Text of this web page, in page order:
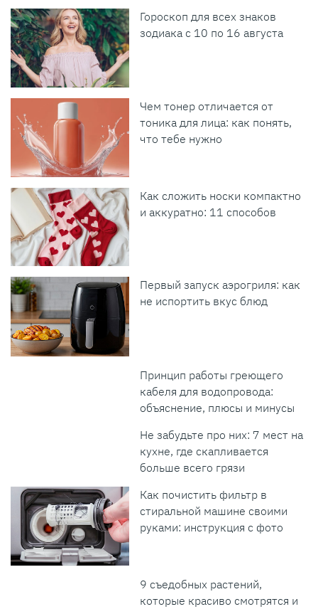
Гороскоп для всех знаков
зодиака с 10 по 16 августа
Чем тонер отличается от
тоника для лица: как понять,
что тебе нужно
Как сложить носки компактно
и аккуратно: 11 способов
Первый запуск аэрогриля: как
не испортить вкус блюд
Принцип работы греющего
кабеля для водопровода:
объяснение, плюсы и минусы
Не забудьте про них: 7 мест на
кухне, где скапливается
больше всего грязи
Как почистить фильтр в
стиральной машине своими
руками: инструкция с фото
9 съедобных растений,
которые красиво смотрятся и